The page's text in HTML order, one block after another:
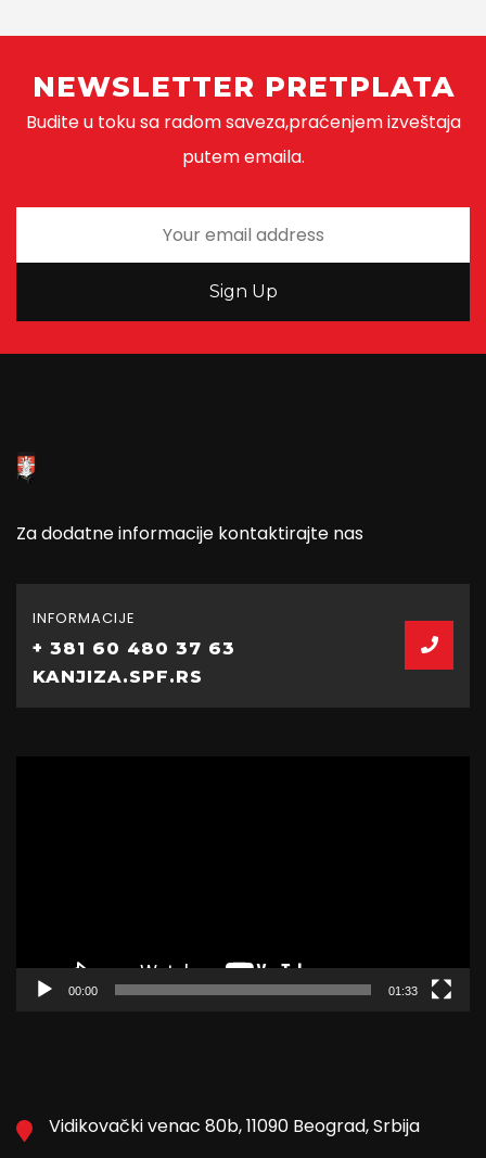
NEWSLETTER PRETPLATA
Budite u toku sa radom saveza,praćenjem izveštaja
putem emaila.
Za dodatne informacije kontaktirajte nas
INFORMACIJE
+ 381 60 480 37 63
KANJIZA.SPF.RS
00:00 01:33
Vidikovački venac 80b, 11090 Beograd, Srbija